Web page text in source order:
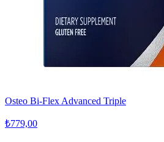
Osteo Bi-Flex Advanced Triple
₺779,00